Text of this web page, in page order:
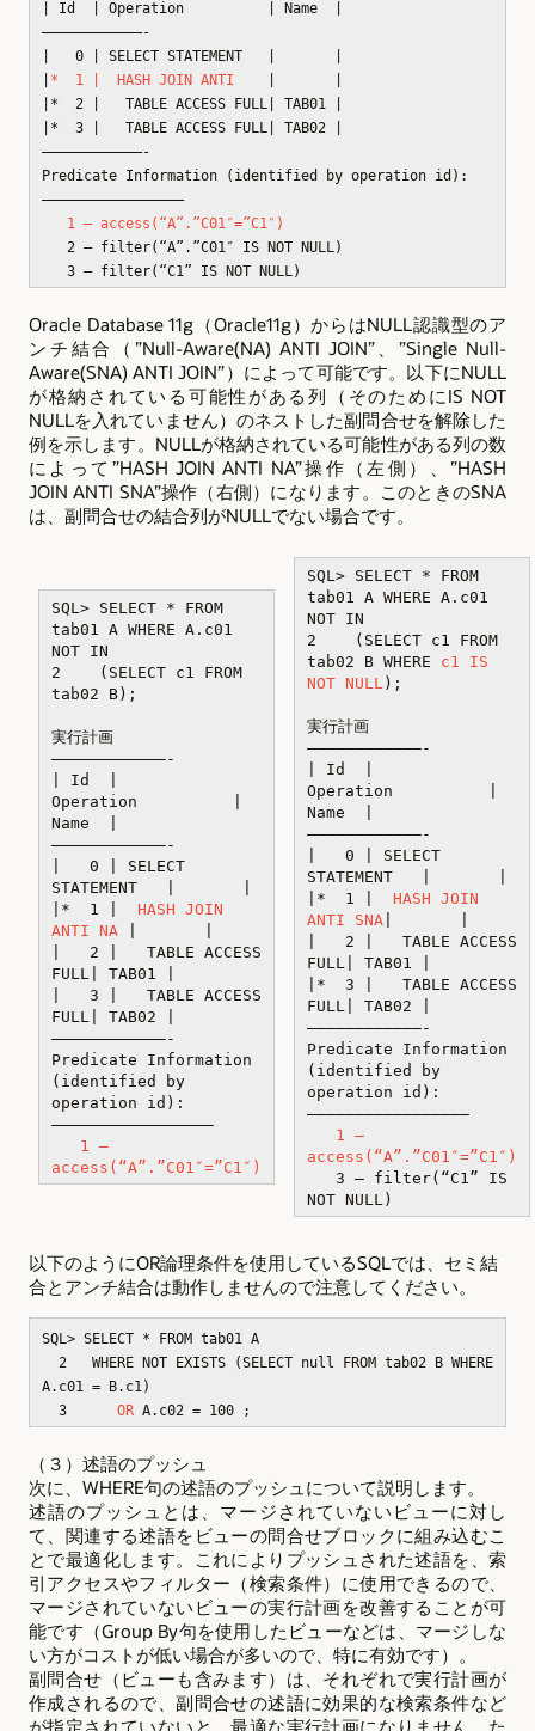
| Id | Operation | Name |
————————————-
| 0 | SELECT STATEMENT | |
* 1 | HASH JOIN ANTI
|* 2 | TABLE ACCESS FULL| TAB01 |
|* 3 | TABLE ACCESS FULL| TAB02 |
————————————-
Predicate Information (identified by operation id):
—————————————————
1 – access(“A”.”C01″=”C1″)
2 – filter(“A”.”C01″ IS NOT NULL)
3 – filter(“C1” IS NOT NULL)
Oracle Database 11g（Oracle11g）からはNULL認識型のア
ンチ結合（”Null-Aware(NA) ANTI JOIN”、”Single Null-
Aware(SNA) ANTI JOIN”）によって可能です。以下にNULL
が格納されている可能性がある列（そのためにIS NOT
NULLを入れていません）のネストした副問合せを解除した
例を示します。NULLが格納されている可能性がある列の数
によって”HASH JOIN ANTI NA”操作（左側）、”HASH
JOIN ANTI SNA”操作（右側）になります。このときのSNA
は、副問合せの結合列がNULLでない場合です。
SQL> SELECT * FROM
tab01 A WHERE A.c01
NOT IN
2 (SELECT c1 FROM
tab02 B);
実行計画
————————————-
| Id |
Operation |
Name |
————————————-
| 0 | SELECT
STATEMENT | |
|* 1 | HASH JOIN
ANTI NA
| 2 | TABLE ACCESS
FULL| TAB01 |
| 3 | TABLE ACCESS
FULL| TAB02 |
————————————-
Predicate Information
(identified by
operation id):
—————————————————
1 –
access(“A”.”C01″=”C1″)
SQL> SELECT * FROM
tab01 A WHERE A.c01
NOT IN
2 (SELECT c1 FROM
tab02 B WHERE c1 IS
NOT NULL );
実行計画
————————————-
| Id |
Operation |
Name |
————————————-
| 0 | SELECT
STATEMENT | |
|* 1 | HASH JOIN
ANTI SNA
| 2 | TABLE ACCESS
FULL| TAB01 |
|* 3 | TABLE ACCESS
FULL| TAB02 |
————————————-
Predicate Information
(identified by
operation id):
—————————————————
1 –
access(“A”.”C01″=”C1″)
3 – filter(“C1” IS
NOT NULL)
以下のようにOR論理条件を使用しているSQLでは、セミ結
合とアンチ結合は動作しませんので注意してください。
SQL> SELECT * FROM tab01 A
2 WHERE NOT EXISTS (SELECT null FROM tab02 B WHERE
A.c01 = B.c1)
3 OR A.c02 = 100 ;
（３）述語のプッシュ
次に、WHERE句の述語のプッシュについて説明します。
述語のプッシュとは、マージされていないビューに対し
て、関連する述語をビューの問合せブロックに組み込むこ
とで最適化します。これによりプッシュされた述語を、索
引アクセスやフィルター（検索条件）に使用できるので、
マージされていないビューの実行計画を改善することが可
能です（Group By句を使用したビューなどは、マージしな
い方がコストが低い場合が多いので、特に有効です）。
副問合せ（ビューも含みます）は、それぞれで実行計画が
作成されるので、副問合せの述語に効果的な検索条件など
が指定されていないと、最適な実行計画になりません。た